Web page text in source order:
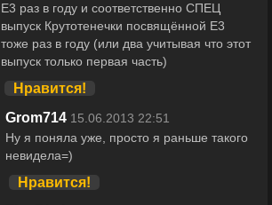
Е3 раз в году и соответственно СПЕЦ
выпуск Крутотенечки посвящённой Е3
тоже раз в году (или два учитывая что этот
выпуск только первая часть)
Нравится!
Grom714 15.06.2013 22:51
Ну я поняла уже, просто я раньше такого
невидела=)
Нравится!